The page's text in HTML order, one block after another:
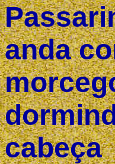
anda
cabeça